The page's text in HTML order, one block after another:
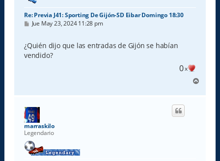
Re: Previa J41: Sporting De Gijón-SD Eibar Domingo 18:30
M
s
a
j
Jue May 23, 2024 11:28 pm
¿Quién dijo que las entradas de Gijón se habían
vendido?
0x
r
marraskilo
Legendario